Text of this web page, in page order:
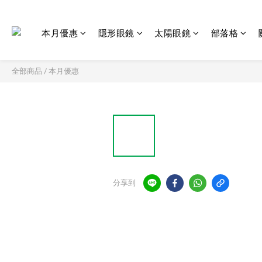
本月優惠 隱形眼鏡 太陽眼鏡 部落格
全部商品 / 本月優惠
分享到